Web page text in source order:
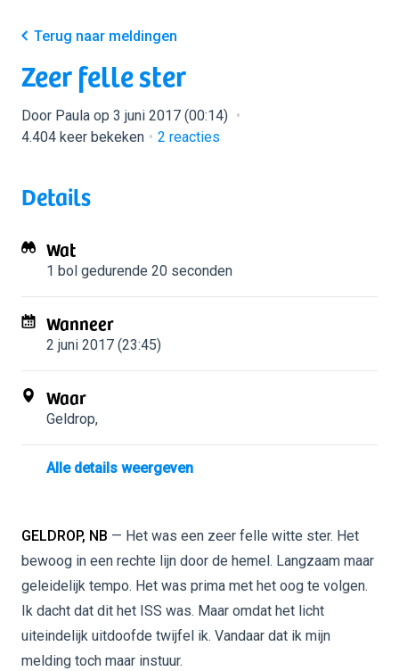
Terug naar meldingen
Zeer felle ster
Door Paula op 3 juni 2017 (00:14)
4.404 keer bekeken
2 reacties
Details
Wat
1 bol gedurende 20 seconden
Wanneer
2 juni 2017 (23:45)
Waar
Geldrop,
Alle details weergeven
GELDROP, NB — Het was een zeer felle witte ster. Het
bewoog in een rechte lijn door de hemel. Langzaam maar
geleidelijk tempo. Het was prima met het oog te volgen.
Ik dacht dat dit het ISS was. Maar omdat het licht
uiteindelijk uitdoofde twijfel ik. Vandaar dat ik mijn
melding toch maar instuur.